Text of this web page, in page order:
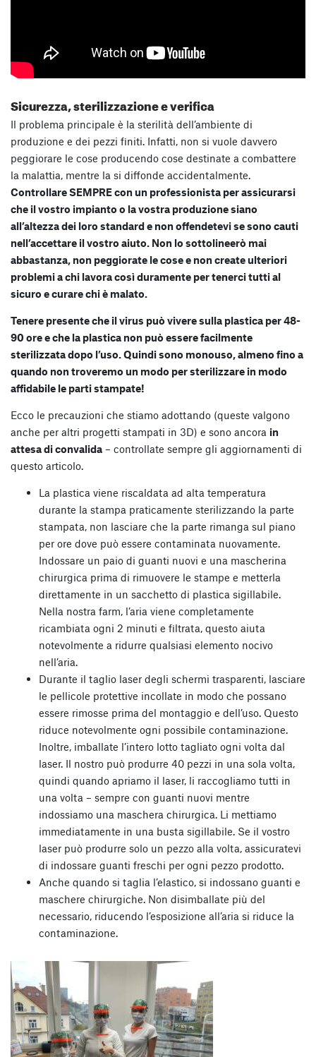
Sicurezza, sterilizzazione e verifica
Il problema principale è la sterilità dell’ambiente di
produzione e dei pezzi finiti. Infatti, non si vuole davvero
peggiorare le cose producendo cose destinate a combattere
la malattia, mentre la si diffonde accidentalmente.
Controllare SEMPRE con un professionista per assicurarsi
che il vostro impianto o la vostra produzione siano
all’altezza dei loro standard e non offendetevi se sono cauti
nell’accettare il vostro aiuto. Non lo sottolineerò mai
abbastanza, non peggiorate le cose e non create ulteriori
problemi a chi lavora così duramente per tenerci tutti al
sicuro e curare chi è malato.
Tenere presente che il virus può vivere sulla plastica per 48-
90 ore e che la plastica non può essere facilmente
sterilizzata dopo l’uso. Quindi sono monouso, almeno fino a
quando non troveremo un modo per sterilizzare in modo
affidabile le parti stampate!
Ecco le precauzioni che stiamo adottando (queste valgono
anche per altri progetti stampati in 3D) e sono ancora in
attesa di convalida – controllate sempre gli aggiornamenti di
questo articolo.
La plastica viene riscaldata ad alta temperatura
durante la stampa praticamente sterilizzando la parte
stampata, non lasciare che la parte rimanga sul piano
per ore dove può essere contaminata nuovamente.
Indossare un paio di guanti nuovi e una mascherina
chirurgica prima di rimuovere le stampe e metterla
direttamente in un sacchetto di plastica sigillabile.
Nella nostra farm, l’aria viene completamente
ricambiata ogni 2 minuti e filtrata, questo aiuta
notevolmente a ridurre qualsiasi elemento nocivo
nell’aria.
Durante il taglio laser degli schermi trasparenti, lasciare
le pellicole protettive incollate in modo che possano
essere rimosse prima del montaggio e dell’uso. Questo
riduce notevolmente ogni possibile contaminazione.
Inoltre, imballate l’intero lotto tagliato ogni volta dal
laser. Il nostro può produrre 40 pezzi in una sola volta,
quindi quando apriamo il laser, li raccogliamo tutti in
una volta – sempre con guanti nuovi mentre
indossiamo una maschera chirurgica. Li mettiamo
immediatamente in una busta sigillabile. Se il vostro
laser può produrre solo un pezzo alla volta, assicuratevi
di indossare guanti freschi per ogni pezzo prodotto.
Anche quando si taglia l’elastico, si indossano guanti e
maschere chirurgiche. Non disimballate più del
necessario, riducendo l’esposizione all’aria si riduce la
contaminazione.